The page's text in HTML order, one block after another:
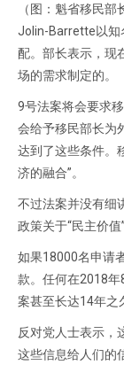
（图：魁省移民
Jolin-Barrette以知
配。部长表示，现
场的需求制定的。
9号法案将会要求
会给予移民部长为
达到了这些条件。
济的融合”。
不过法案并没有细
政策关于“民主价值
如果18000名申请
款。任何在2018
案甚至长达14年之
反对党人士表示，
这些信息给人们的